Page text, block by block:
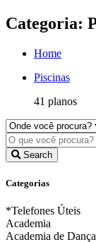
Categoria:
Home
Piscinas
41 planos
Search
Categorias
*Telefones Úteis
Academia
Academia de Dança